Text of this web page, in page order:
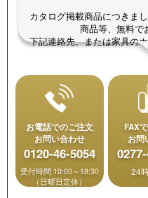
カタログ掲載商品につきま
商品等、無料で
下記連絡先、または家具の
お電話でのご注文
お問い合わせ
0120-46-5054
受付時間 10:00～18:30
（日曜日定休）
FAX
お問
24